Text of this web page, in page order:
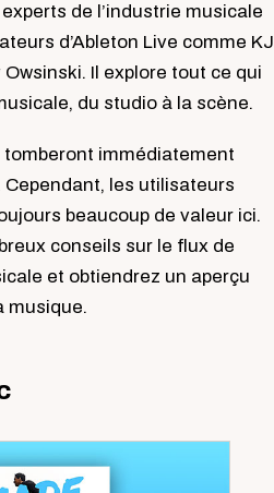
de l’industrie musicale
d’Ableton Live comme KJ
Il explore tout ce qui
du studio à la scène.
tomberont immédiatement
les utilisateurs
beaucoup de valeur ici.
conseils sur le flux de
et obtiendrez un aperçu
musique.